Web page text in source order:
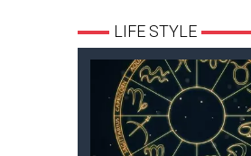
LIFE STYLE